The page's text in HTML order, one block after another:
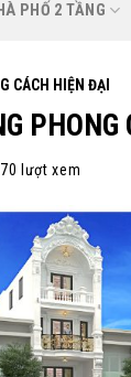
PHỐ 2 TẦNG
CÁCH HIỆN ĐẠI
PHONG
lượt xem